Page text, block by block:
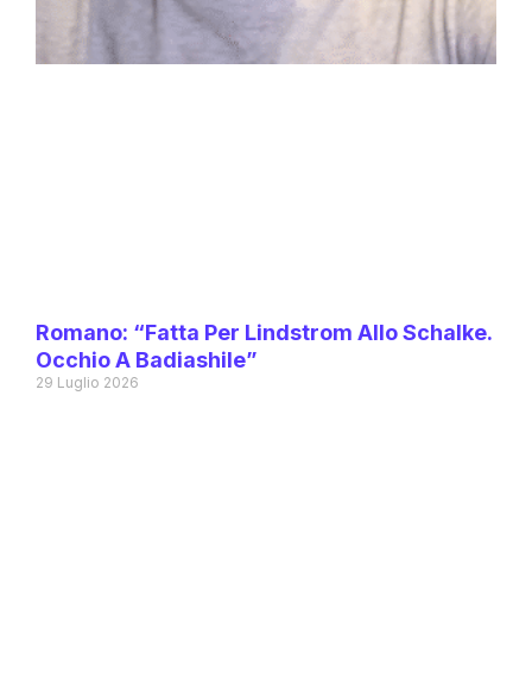
Romano: “Fatta Per Lindstrom Allo Schalke.
Occhio A Badiashile”
29 Luglio 2026